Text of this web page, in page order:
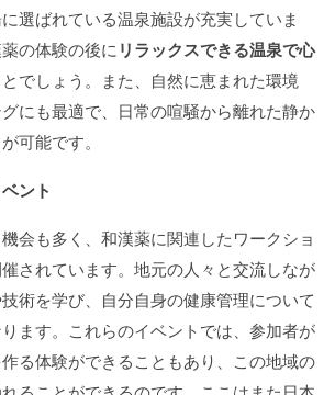
選ばれている温泉施設が充実していま
の体験の後に リラックスできる温泉で心
とでしょう。また、自然に恵まれた環境
にも最適で、日常の喧騒から離れた静か
可能です。
ント
会も多く、和漢薬に関連したワークショ
されています。地元の人々と交流しなが
術を学び、自分自身の健康管理について
ます。これらのイベントでは、参加者が
る体験ができることもあり、この地域の